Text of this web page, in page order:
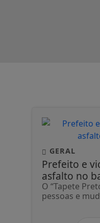
GERAL
Prefeito e
asfalto no
O “Tapete
pessoas e